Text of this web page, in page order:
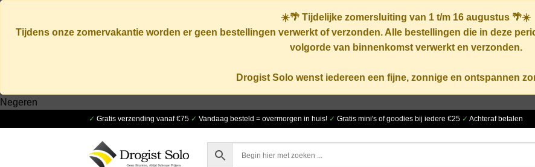
☀️🌴 Tijdelijke zomersluiting van 1 t/m 16 augustus 🌴☀️
Tijdens onze zomervakantie worden er geen bestellingen verwerkt of verzonden. Alle bestellingen die in deze
volgorde van binnenkomst verwerkt en verzonden.
Drogist Solo wenst iedereen een fijne, zonnige en ontspannen
Negeren
✓ Gratis verzending vanaf €75 ✓ Vandaag besteld = overmorgen in huis! ✓ Gratis mini's of goodies bij iedere €25 ✓ Achteraf betalen